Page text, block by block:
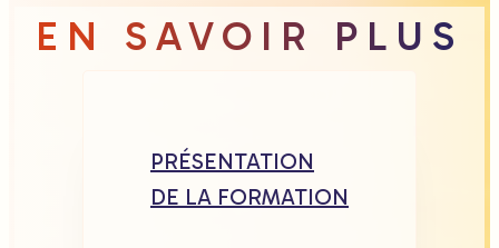
EN SAVOIR PLUS
PRÉSENTATION
DE LA FORMATION